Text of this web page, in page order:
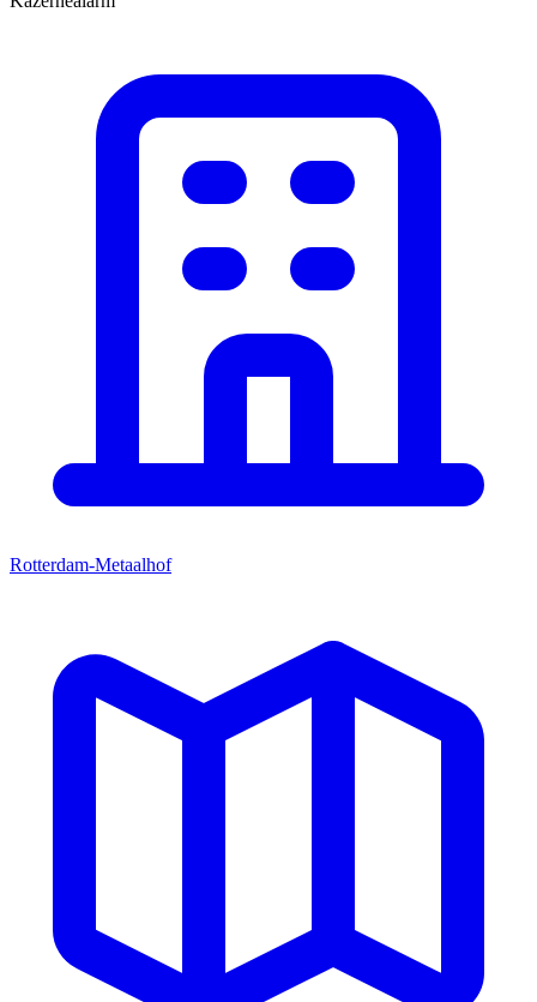
Rotterdam-Metaalhof